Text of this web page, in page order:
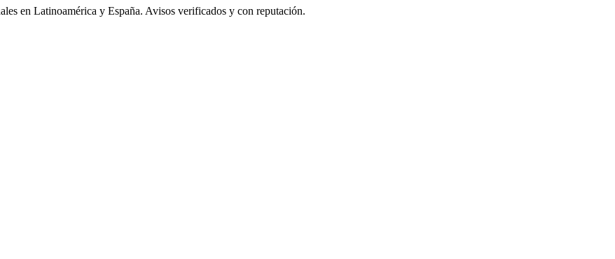
en Latinoamérica y España. Avisos verificados y con reputación.